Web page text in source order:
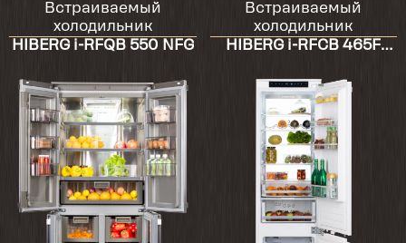
Внешний вид хороший. Без дефектов. В деле
не пробовали купили на этапе ремонта.
Опыт использования более месяца. Общее
впечатление положительное. Тише чем
предыдущий. До этого был Electrolux-
отправили на пенсию по выслуге более 12
лет. На наш взгляд-тонкие стеклянные
полки. Планирую заказать другие у
2024-10-24
Встраиваемый
холодильник
HIBERG i-RFQB 550 NFG
Встраиваемый
холодильник
HIBERG i-RFCB 465F